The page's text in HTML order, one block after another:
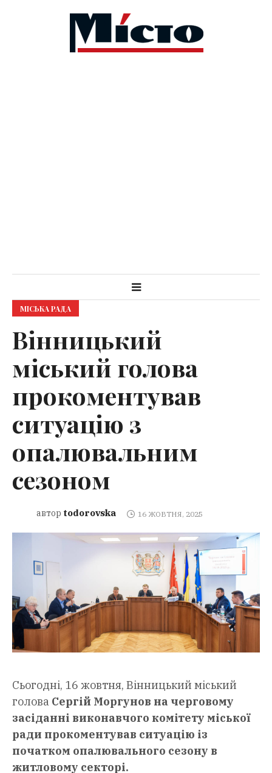
МІСЬКА РАДА
Вінницький
міський голова
прокоментував
ситуацію з
опалювальним
сезоном
автор todorovska 16 ЖОВТНЯ, 2025
Сьогодні, 16 жовтня, Вінницький міський
голова Сергій Моргунов на черговому
засіданні виконавчого комітету міської
ради прокоментував ситуацію із
початком опалювального сезону в
житловому секторі.